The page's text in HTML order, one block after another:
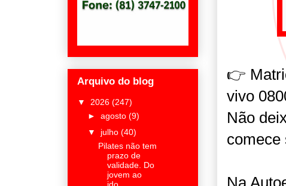
👉
vivo
Não
Na
Arquivo do blog
▼ 2026 (247)
► agosto (9)
▼ julho (40)
Pilates não tem
prazo de
validade. Do
jovem ao
ido...